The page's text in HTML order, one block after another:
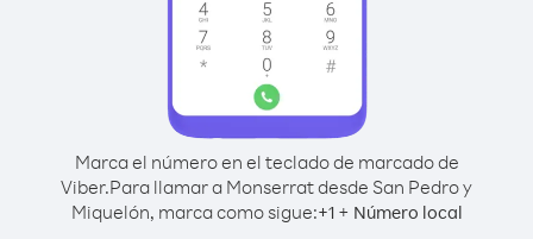
Marca el número en el teclado de marcado de
Viber.Para llamar a Monserrat desde San Pedro y
Miquelón, marca como sigue:+1+ Número local